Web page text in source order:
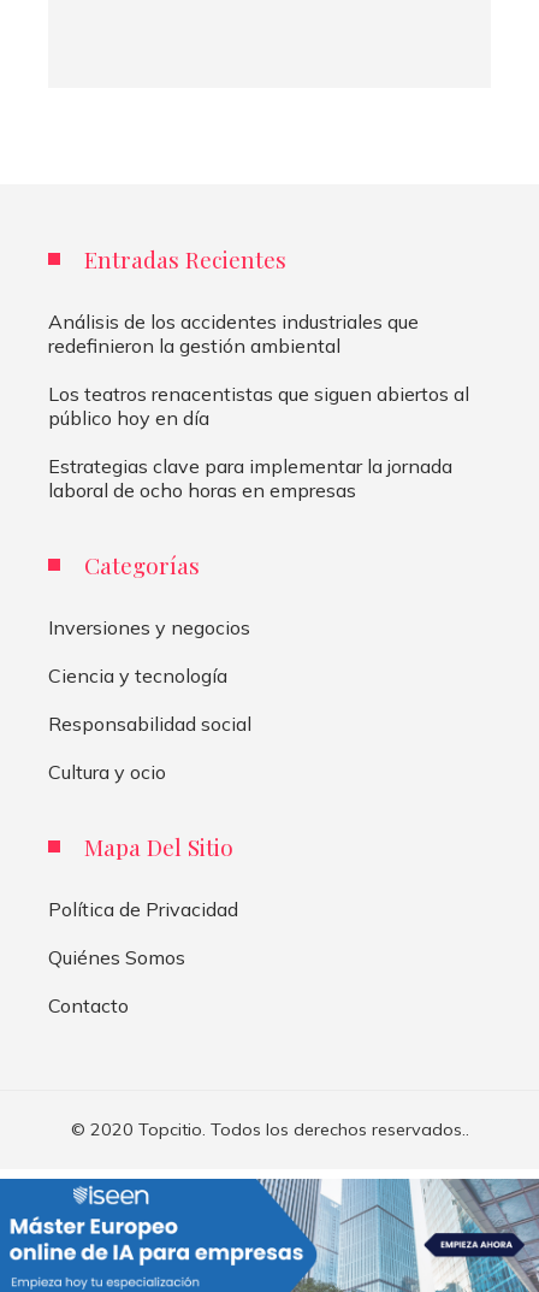
Entradas Recientes
Análisis de los accidentes industriales que
redefinieron la gestión ambiental
Los teatros renacentistas que siguen abiertos al
público hoy en día
Estrategias clave para implementar la jornada
laboral de ocho horas en empresas
Categorías
Inversiones y negocios
Ciencia y tecnología
Responsabilidad social
Cultura y ocio
Mapa Del Sitio
Política de Privacidad
Quiénes Somos
Contacto
© 2020 Topcitio. Todos los derechos reservados..